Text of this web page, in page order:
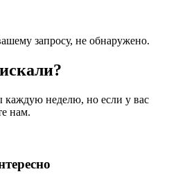
запросу, не обнаружено.
неделю, но если у вас
нам.